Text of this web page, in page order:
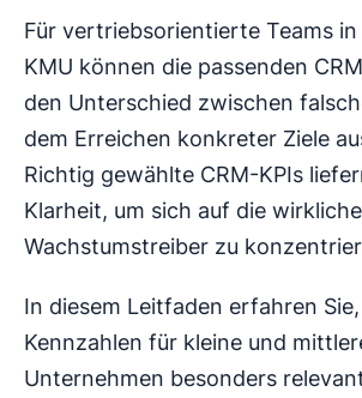
Für vertriebsorientierte Teams
KMU können die passenden
den Unterschied zwischen
dem Erreichen konkreter Ziele
Richtig gewählte CRM-KPIs
Klarheit, um sich auf die
Wachstumstreiber zu
In diesem Leitfaden erfahren
Kennzahlen für kleine und
Unternehmen besonders